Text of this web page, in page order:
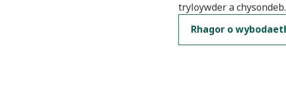
tryloywder a chysondeb.
Rhagor o